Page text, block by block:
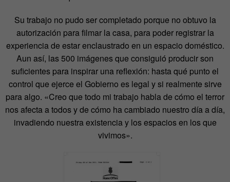
Su trabajo no pudo ser completado porque no obtuvo la
autorización para filmar la casa, para poder registrar la
experiencia de estar enclaustrado en un espacio doméstico.
Aun así, las 500 imágenes que consiguió producir son
suficientes para inspirar una reflexión: hasta qué punto el
control que ejerce el Gobierno es legal y si realmente sirve
para algo. «Creo que todo mi trabajo habla de cómo el terror
nos afecta a todos y de cómo ha cambiado nuestro día a día,
invadiendo nuestra existencia y los espacios en los que
vivimos».